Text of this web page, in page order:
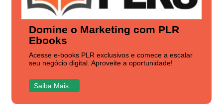
Domine o Marketing com PLR
Ebooks
Acesse e-books PLR exclusivos e comece a escalar
seu negócio digital. Aproveite a oportunidade!
Saiba Mais...